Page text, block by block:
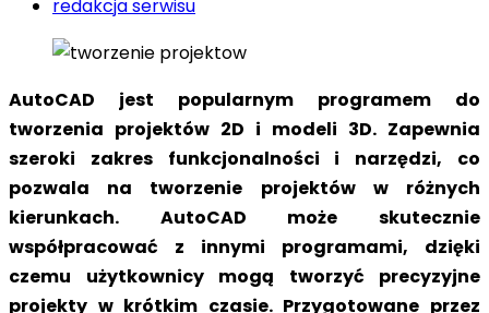
redakcja serwisu
AutoCAD jest popularnym programem do
tworzenia projektów 2D i modeli 3D. Zapewnia
szeroki zakres funkcjonalności i narzędzi, co
pozwala na tworzenie projektów w różnych
kierunkach. AutoCAD może skutecznie
współpracować z innymi programami, dzięki
czemu użytkownicy mogą tworzyć precyzyjne
projekty w krótkim czasie. Przygotowane przez